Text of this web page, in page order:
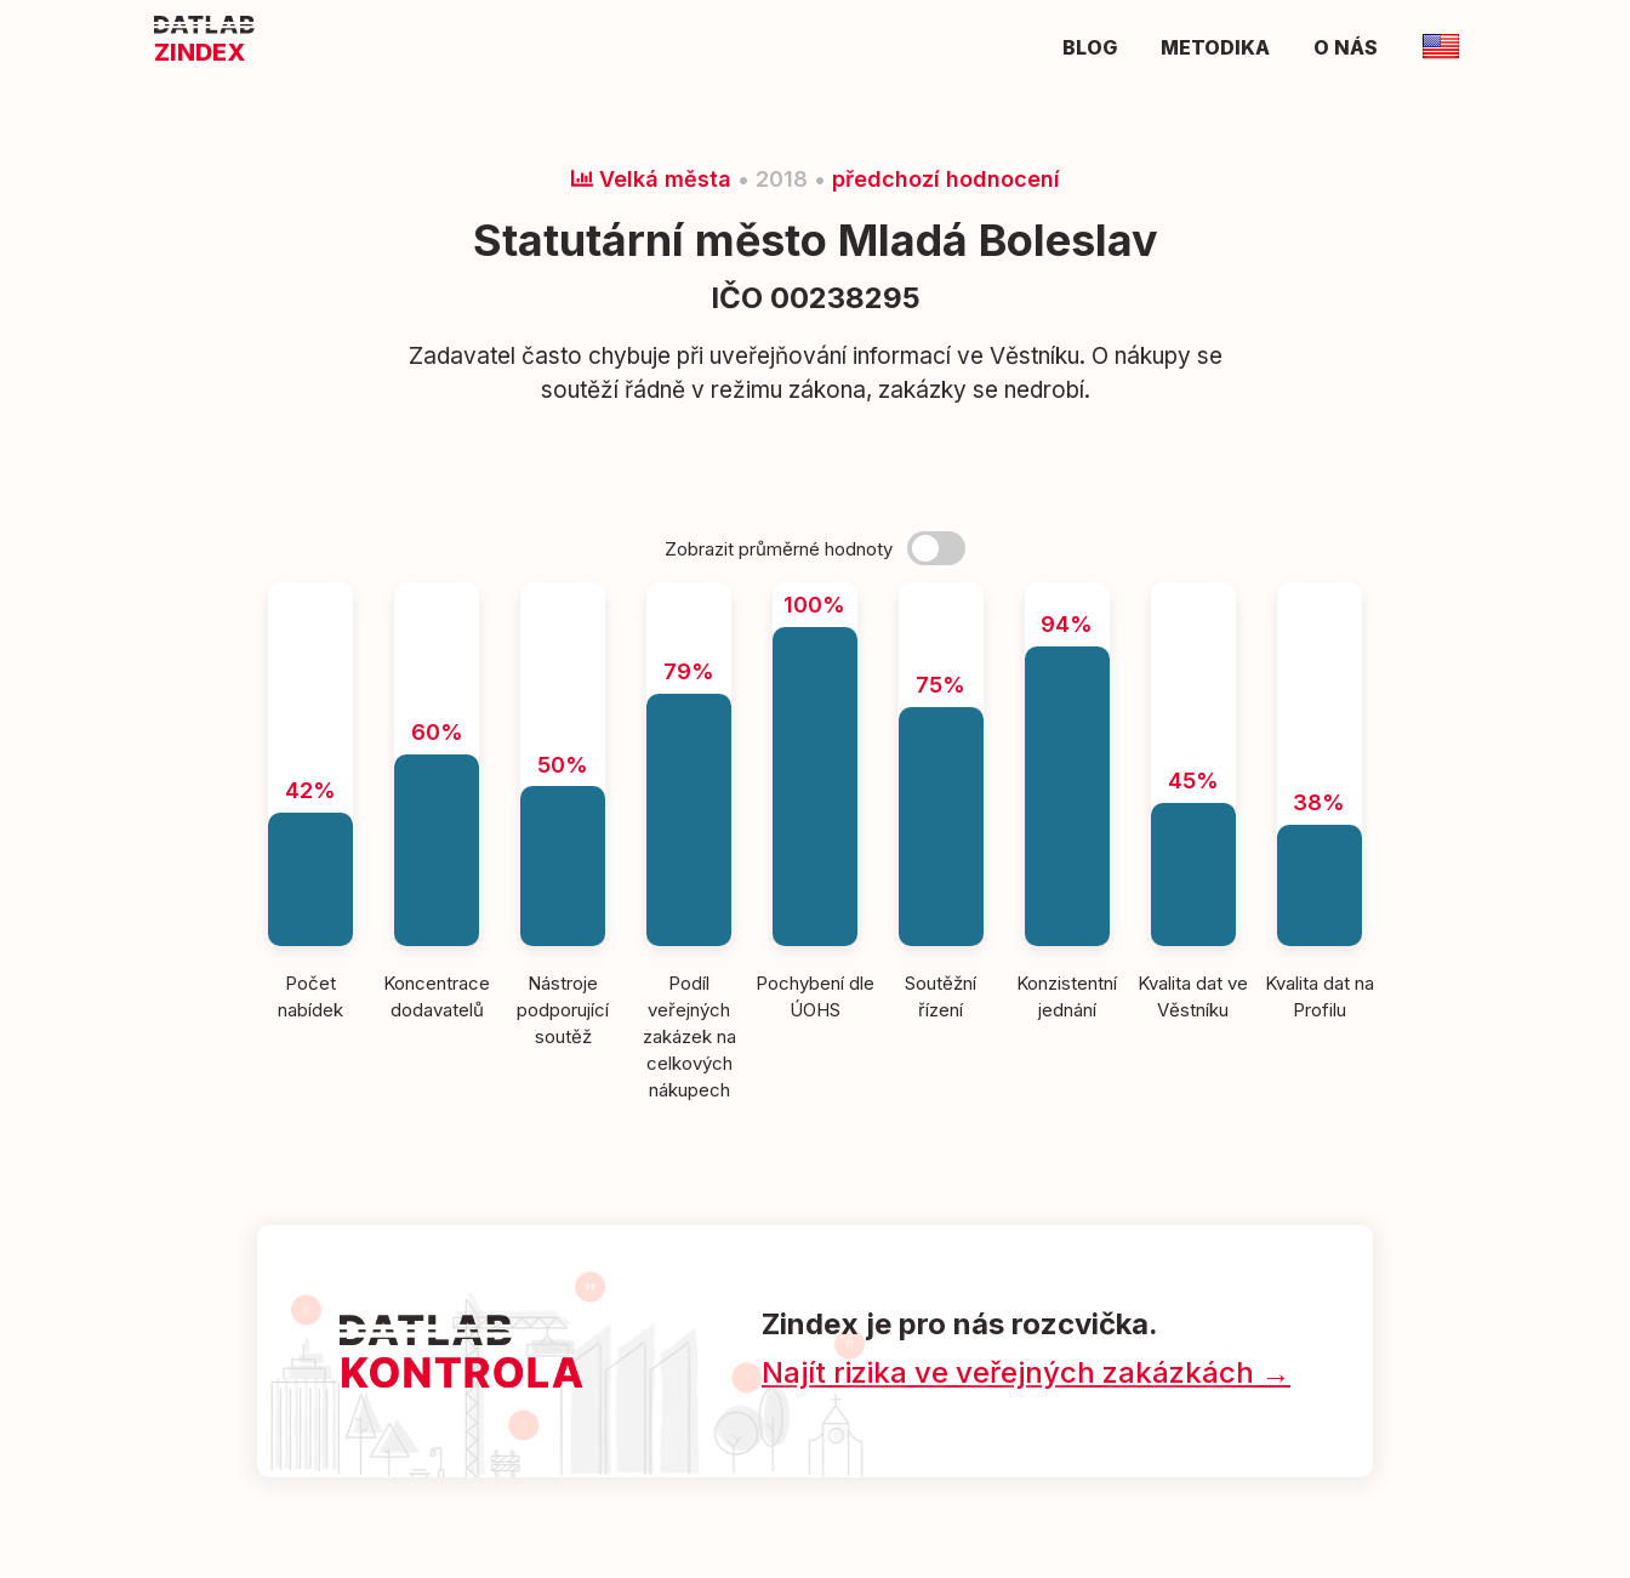
ZINDEX BLOG METODIKA O NÁS
Velká města • 2018 • předchozí hodnocení
Statutární město Mladá Boleslav
IČO 00238295
Zadavatel často chybuje při uveřejňování informací ve Věstníku. O nákupy se
soutěží řádně v režimu zákona, zakázky se nedrobí.
Zobrazit průměrné hodnoty
42%
Počet
nabídek
60%
Koncentrace
dodavatelů
50%
Nástroje
podporující
soutěž
79%
Podíl
veřejných
zakázek na
celkových
nákupech
100%
Pochybení dle
ÚOHS
75%
Soutěžní
řízení
94%
Konzistentní
jednání
45%
Kvalita dat ve
Věstníku
38%
Kvalita dat na
Profilu
Zindex je pro nás rozcvička.
Najít rizika ve veřejných zakázkách →